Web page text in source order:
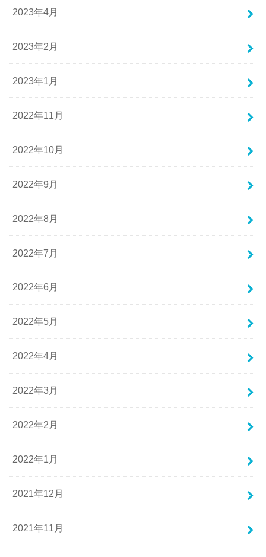
2023年4月
2023年2月
2023年1月
2022年11月
2022年10月
2022年9月
2022年8月
2022年7月
2022年6月
2022年5月
2022年4月
2022年3月
2022年2月
2022年1月
2021年12月
2021年11月